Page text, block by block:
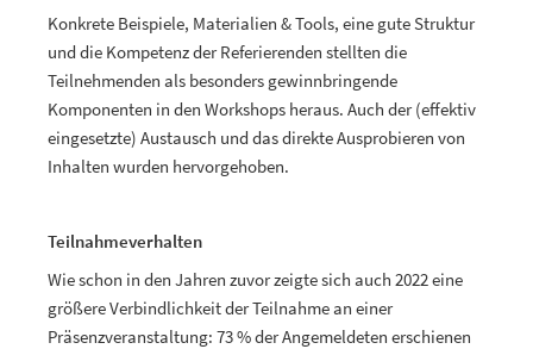
Konkrete Beispiele, Materialien & Tools, eine gute Struktur
und die Kompetenz der Referierenden stellten die
Teilnehmenden als besonders gewinnbringende
Komponenten in den Workshops heraus. Auch der (effektiv
eingesetzte) Austausch und das direkte Ausprobieren von
Inhalten wurden hervorgehoben.
Teilnahmeverhalten
Wie schon in den Jahren zuvor zeigte sich auch 2022 eine
größere Verbindlichkeit der Teilnahme an einer
Präsenzveranstaltung: 73 % der Angemeldeten erschienen